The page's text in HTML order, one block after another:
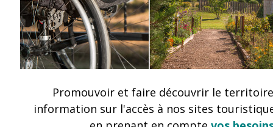
Promouvoir et faire découvrir le
information sur l'accès à nos sites